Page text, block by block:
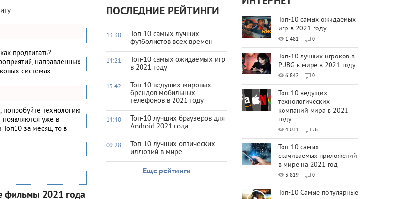
продвигать?
направленных
системах.
попробуйте технологию
появляются уже в
за месяц, то в
фильмы 2021 года
ПОСЛЕДНИЕ РЕЙТИНГИ
13:30
Топ-10 самых лучших
футболистов всех времен
14:21
Топ-10 самых ожидаемых игр
в 2021 году
13:42
Топ-10 ведущих мировых
брендов мобильных
телефонов в 2021 году
14:40
Топ-10 лучших браузеров для
Android 2021 года
09:28
Топ-10 лучших оптических
иллюзий в мире
Еще рейтинги
Топ-10 самых ожидаемых
игр в 2021 году
1 481 0
Топ-10 лучших игроков в
PUBG в мире в 2021 году
6 842 0
Топ-10 ведущих
технологических
компаний мира в 2021
году
4 031 26
Топ-10 самых
скачиваемых приложений
в мире на 2021 год
3 819 0
Топ-10 Самые популярные